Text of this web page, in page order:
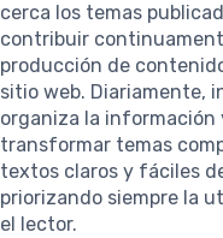
cerca los temas
contribuir
producción de
sitio web. Diariamente,
organiza la información
transformar temas
textos claros y fáciles
priorizando siempre la
el lector.